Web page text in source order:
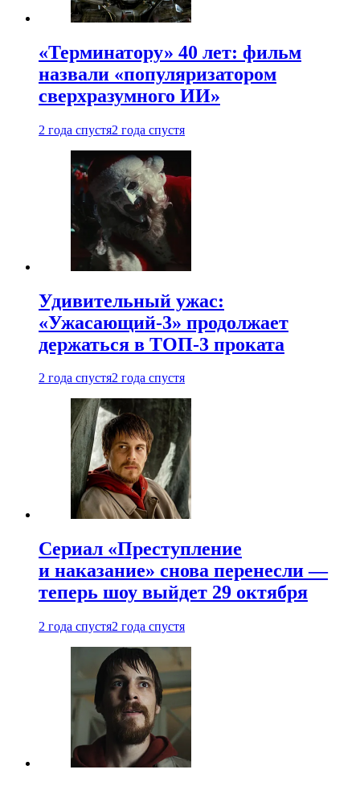
«Терминатору» 40 лет: фильм
назвали «популяризатором
сверхразумного ИИ»
2 года спустя2 года спустя
Удивительный ужас:
«Ужасающий-3» продолжает
держаться в ТОП-3 проката
2 года спустя2 года спустя
Сериал «Преступление
и наказание» снова перенесли —
теперь шоу выйдет 29 октября
2 года спустя2 года спустя